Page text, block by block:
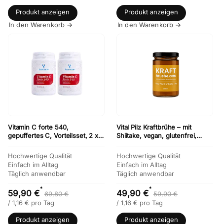
Produkt anzeigen
In den Warenkorb →
Produkt anzeigen
In den Warenkorb →
Vitamin C forte 540,
gepuffertes C, Vorteilsset, 2 x
Hochwertige Qualität
Einfach im Alltag
Täglich anwendbar
59,90 €*
69,80 €
/ 1,16 € pro Tag
Produkt anzeigen
Vital Pilz Kraftbrühe – mit
Shiitake, vegan, glutenfrei,
Hochwertige Qualität
Einfach im Alltag
Täglich anwendbar
49,90 €*
59,90 €
/ 1,16 € pro Tag
Produkt anzeigen